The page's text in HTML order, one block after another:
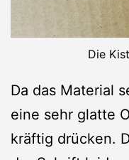
Die
Da das Material
eine sehr glatte
kräftig drücken.